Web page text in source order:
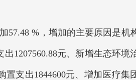
57.48 %，增加的主要原因是机
1207560.88元、新增生态环境
支出1844600元、增加医疗集